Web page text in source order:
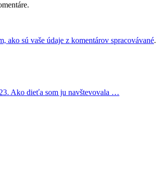
ako sú vaše údaje z komentárov spracovávané.
Ako dieťa som ju navštevovala …